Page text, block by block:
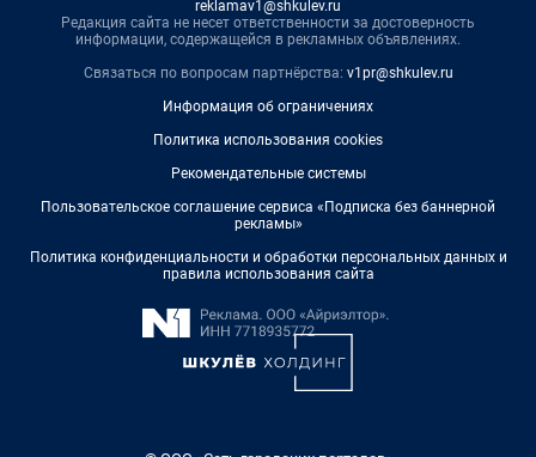
reklamav1@shkulev.ru
Редакция сайта не несет ответственности за достоверность
информации, содержащейся в рекламных объявлениях.
Связаться по вопросам партнёрства: v1pr@shkulev.ru
Информация об ограничениях
Политика использования cookies
Рекомендательные системы
Пользовательское соглашение сервиса «Подписка без баннерной
рекламы»
Политика конфиденциальности и обработки персональных данных и
правила использования сайта